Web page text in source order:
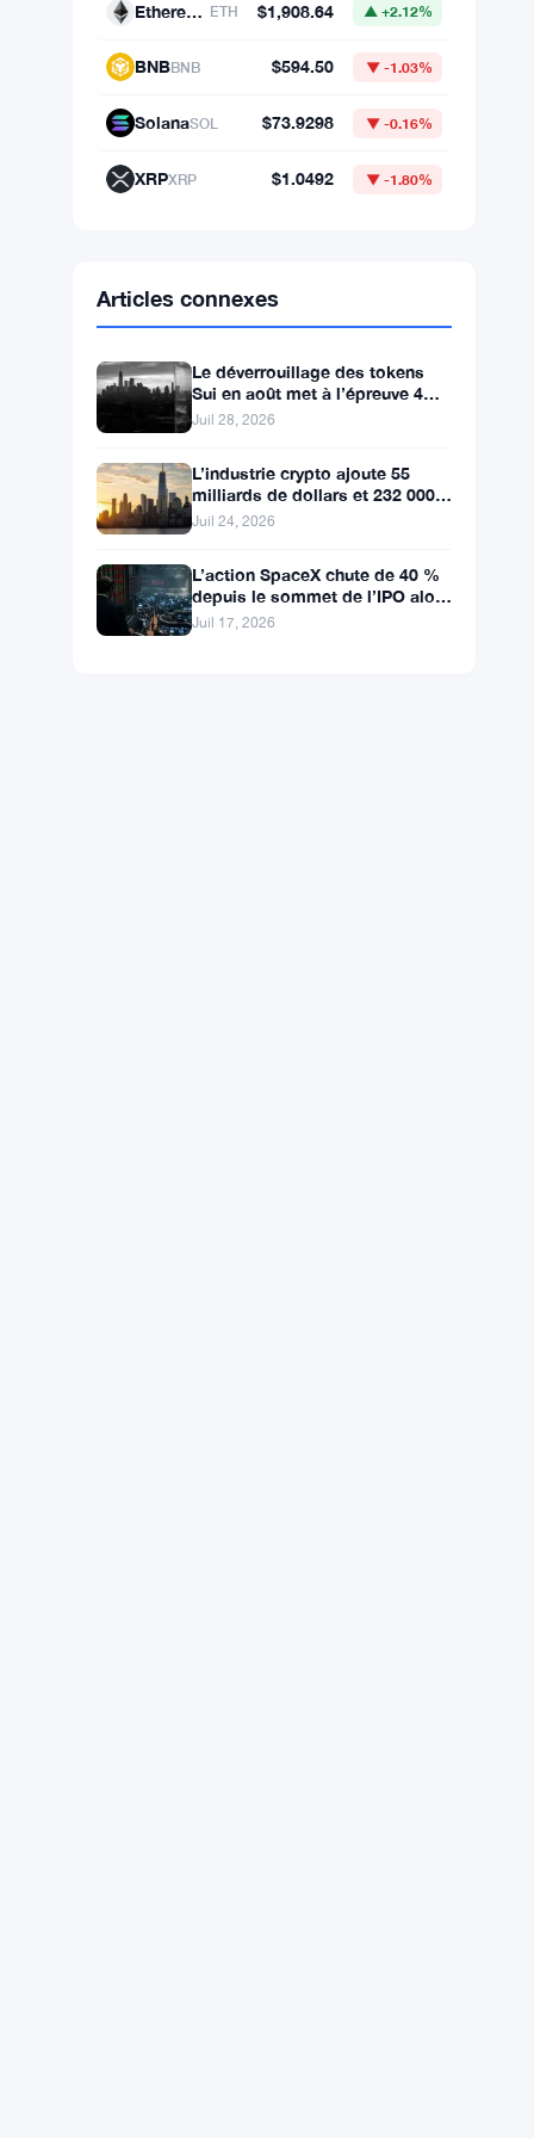
Ethereum ETH $1,908.64 ▲ +2.12%
BNBBNB $594.50 ▼ -1.03%
SolanaSOL $73.9298 ▼ -0.16%
XRPXRP $1.0492 ▼ -1.80%
Articles connexes
Le déverrouillage des tokens
Sui en août met à l’épreuve 4
ans de pression baissière
Juil 28, 2026
L’industrie crypto ajoute 55
milliards de dollars et 232 000
emplois à l’économie
Juil 24, 2026
L’action SpaceX chute de 40 %
depuis le sommet de l’IPO alors
que le géant aérospatial d’Elon
Juil 17, 2026